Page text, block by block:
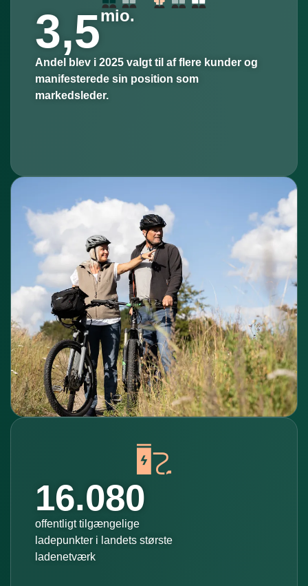
3,5mio.
Andel blev i 2025 valgt til af flere kunder og
manifesterede sin position som
markedsleder.
16.080
offentligt tilgængelige
ladepunkter i landets største
ladenetværk